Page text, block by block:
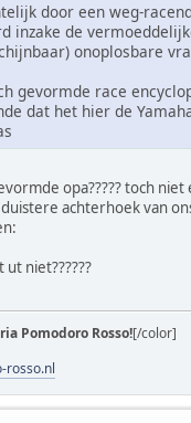
door een weg-
inzake de
onoplosbare
gevormde race
dat het hier de
opa????? toch niet
achterhoek van
niet??????
Pomodoro Rosso![/color]
rosso.nl